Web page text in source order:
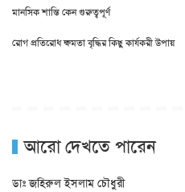
মানসিক শান্তি কেন গুরুত্বপূর্ণ
রোগ প্রতিরোধ ক্ষমতা বৃদ্ধির কিছু কার্যকরী উপায়
আরো দেখতে পারেন
ডাঃ জহিরুল ইসলাম চৌধুরী